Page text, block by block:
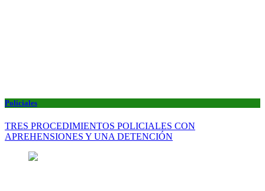
Policiales
TRES PROCEDIMIENTOS POLICIALES CON
APREHENSIONES Y UNA DETENCIÓN